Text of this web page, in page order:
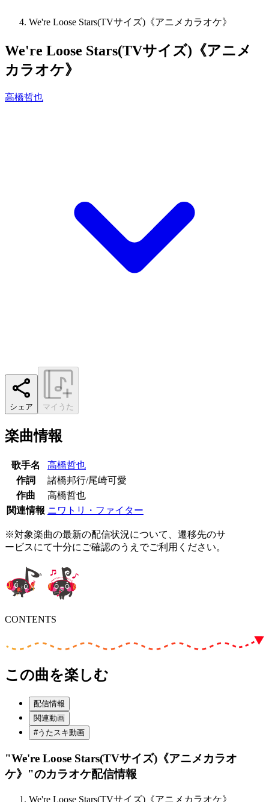
We're Loose Stars(TVサイズ)《アニメカラオケ》
We're Loose Stars(TVサイズ)《アニメ
カラオケ》
高橋哲也
シェア マイうた
楽曲情報
歌手名
高橋哲也
作詞
諸橋邦行/尾崎可愛
作曲
高橋哲也
関連情報 ニワトリ・ファイター
※対象楽曲の最新の配信状況について、遷移先のサ
ービスにて十分にご確認のうえでご利用ください。
CONTENTS
この曲を楽しむ
配信情報
関連動画
#うたスキ動画
"We're Loose Stars(TVサイズ)《アニメカラオ
ケ》"のカラオケ配信情報
We're Loose Stars(TVサイズ)《アニメカラオケ》